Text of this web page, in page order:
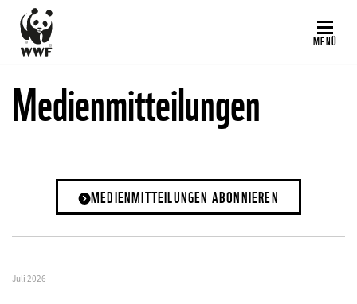
Direkt
zum
Inhalt
MENÜ
Medienmitteilungen
MEDIENMITTEILUNGEN ABONNIEREN
Juli 2026